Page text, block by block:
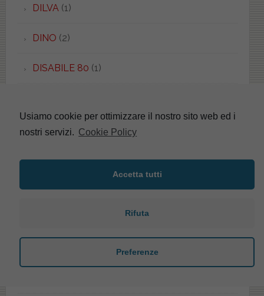
DILVA(1)
DINO (2)
DISABILE 80 (1)
DIVA(1)
DIVINA(1)
DOLCEVITA(2)
Usiamo cookie per ottimizzare il nostro sito web ed i
nostri servizi. Cookie Policy
Accetta tutti
Rifuta
Preferenze